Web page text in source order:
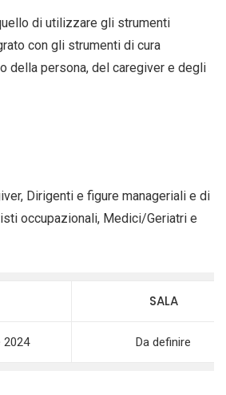
di utilizzare gli strumenti
con gli strumenti di cura
della persona, del caregiver e degli
Dirigenti e figure manageriali e di
occupazionali, Medici/Geriatri e
SALA
2024 Da definire